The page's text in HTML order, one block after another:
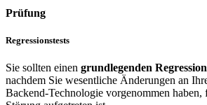
Prüfung
Regressionstests
Sie sollten einen grundlegenden
nachdem Sie wesentliche Änderungen an
Backend-Technologie vorgenommen haben,